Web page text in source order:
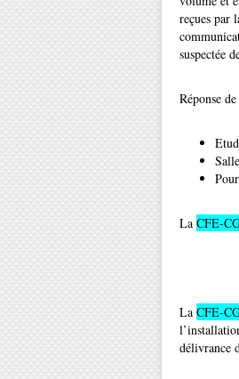
reçues par
suspectée
Réponse
La CFE-
La CFE-
délivrance